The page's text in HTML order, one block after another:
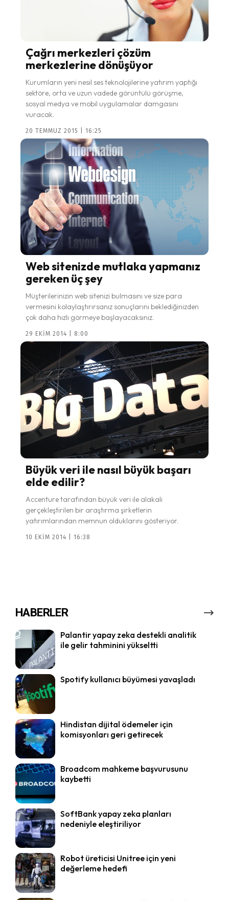
Çağrı merkezleri çözüm
merkezlerine dönüşüyor
Kurumların yeni nesil ses teknolojilerine yatırım yaptığı
sektöre, orta ve uzun vadede görüntülü görüşme,
sosyal medya ve mobil uygulamalar damgasını
vuracak.
20 TEMMUZ 2015 | 16:25
Web sitenizde mutlaka yapmanız
gereken üç şey
Müşterilerinizin web sitenizi bulmasını ve size para
vermesini kolaylaştırırsanız sonuçlarını beklediğinizden
çok daha hızlı görmeye başlayacaksınız.
29 EKIM 2014 | 8:00
Büyük veri ile nasıl büyük başarı
elde edilir?
Accenture tarafından büyük veri ile alakalı
gerçekleştirilen bir araştırma şirketlerin
yatırımlarından memnun olduklarını gösteriyor.
10 EKIM 2014 | 16:38
HABERLER
Palantir yapay zeka destekli analitik
ile gelir tahminini yükseltti
Spotify kullanıcı büyümesi yavaşladı
Hindistan dijital ödemeler için
komisyonları geri getirecek
Broadcom mahkeme başvurusunu
kaybetti
SoftBank yapay zeka planları
nedeniyle eleştiriliyor
Robot üreticisi Unitree için yeni
değerleme hedefi